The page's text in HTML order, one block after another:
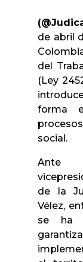
de abril
del
(Ley
forma
social.
Ante
de la
Vélez,
se ha